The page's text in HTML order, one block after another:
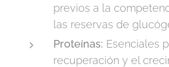
previos a la
las reservas de
Proteínas: Esenciales
recuperación y el